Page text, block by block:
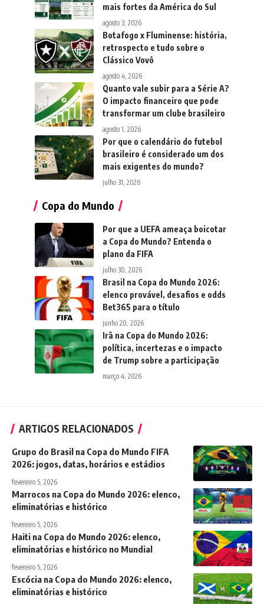
mais fortes da América do Sul
agosto 3, 2026
Botafogo x Fluminense: história,
retrospecto e tudo sobre o
Clássico Vovô
agosto 4, 2026
Quanto vale subir para a Série A?
O impacto financeiro que pode
transformar um clube brasileiro
agosto 1, 2026
Por que o calendário do futebol
brasileiro é considerado um dos
mais exigentes do mundo?
julho 31, 2026
Copa do Mundo
Por que a UEFA ameaça boicotar
a Copa do Mundo? Entenda o
plano da FIFA
julho 30, 2026
Brasil na Copa do Mundo 2026:
elenco provável, desafios e odds
Bet365 para o título
junho 20, 2026
Irã na Copa do Mundo 2026:
política, incertezas e o impacto
de Trump sobre a participação
março 4, 2026
ARTIGOS RELACIONADOS
Grupo do Brasil na Copa do Mundo FIFA
2026: jogos, datas, horários e estádios
fevereiro 5, 2026
Marrocos na Copa do Mundo 2026: elenco,
eliminatórias e histórico
fevereiro 5, 2026
Haiti na Copa do Mundo 2026: elenco,
eliminatórias e histórico no Mundial
fevereiro 5, 2026
Escócia na Copa do Mundo 2026: elenco,
eliminatórias e histórico